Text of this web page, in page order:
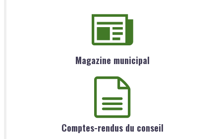
Magazine municipal
Comptes-rendus du conseil